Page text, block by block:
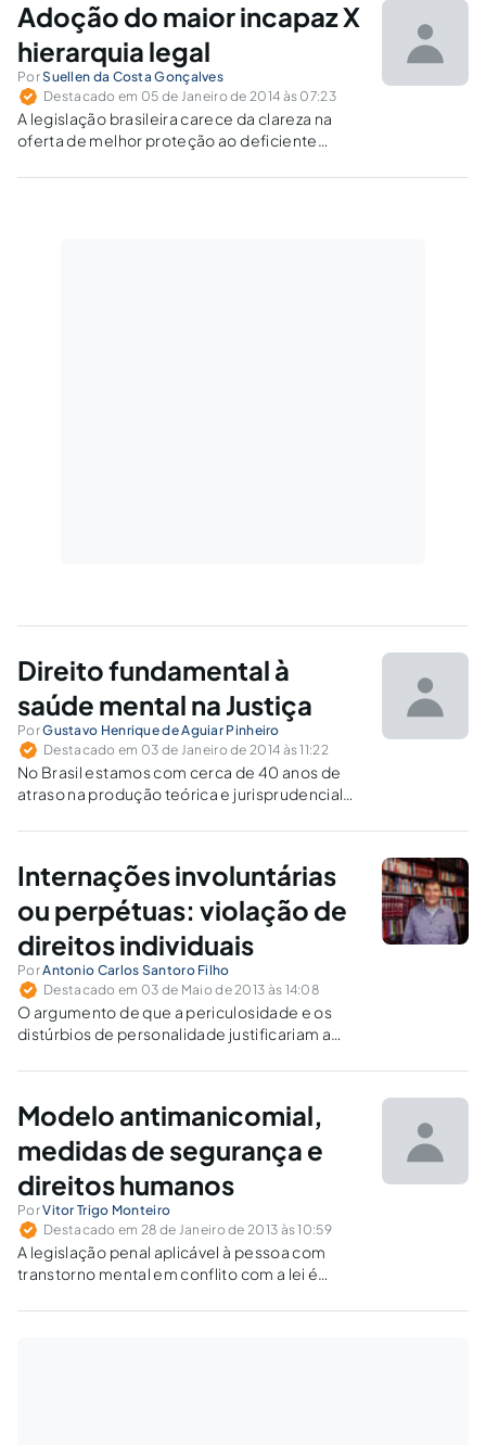
outros.
Adoção do maior incapaz X
hierarquia legal
PorSuellen da Costa Gonçalves
Destacado em 05 de Janeiro de 2014 às 07:23
A legislação brasileira carece da clareza na
oferta de melhor proteção ao deficiente
de ser adotado.
Direito fundamental à
saúde mental na Justiça
PorGustavo Henrique de Aguiar Pinheiro
Destacado em 03 de Janeiro de 2014 às 11:22
No Brasil estamos com cerca de 40 anos de
atraso na produção teórica e jurisprudencial
Internações involuntárias
ou perpétuas: violação de
direitos individuais
PorAntonio Carlos Santoro Filho
Destacado em 03 de Maio de 2013 às 14:08
O argumento de que a periculosidade e os
distúrbios de personalidade justificariam a
convence.
Modelo antimanicomial,
medidas de segurança e
direitos humanos
PorVitor Trigo Monteiro
Destacado em 28 de Janeiro de 2013 às 10:59
A legislação penal aplicável à pessoa com
transtorno mental em conflito com a lei é
Convenção sobre os Direitos das Pessoas